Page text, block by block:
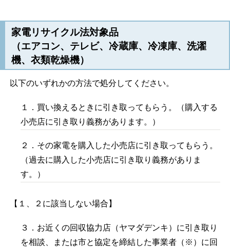
家電リサイクル法対象品
（エアコン、テレビ、冷蔵庫、冷凍庫、洗濯
機、衣類乾燥機）
以下のいずれかの方法で処分してください。
１．買い換えるときに引き取ってもらう。（購入する
小売店に引き取り義務があります。）
２．その家電を購入した小売店に引き取ってもらう。
（過去に購入した小売店に引き取り義務がありま
す。）
【１、２に該当しない場合】
３．お近くの回収協力店（ヤマダデンキ）に引き取り
を相談、または市と協定を締結した事業者（※）に回